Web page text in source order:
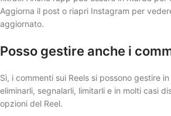
Aggiorna il post o riapri Instagram per
aggiornato.
Posso gestire anche i
Sì, i commenti sui Reels si possono gestire
eliminarli, segnalarli, limitarli e in molti casi
opzioni del Reel.